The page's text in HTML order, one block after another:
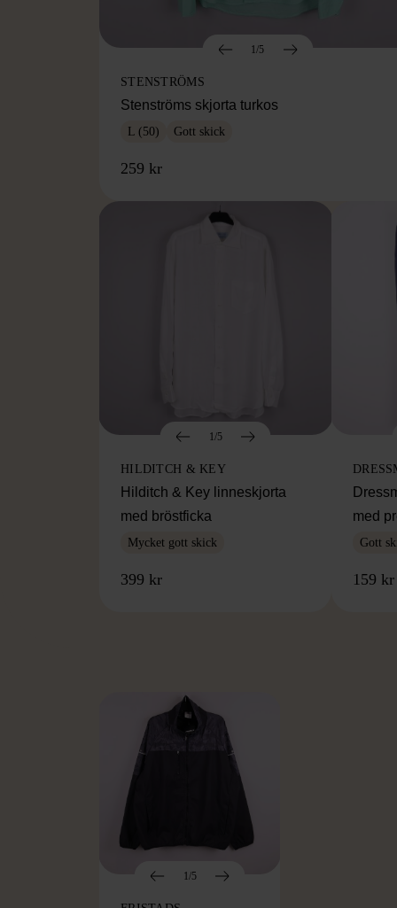
1/5
STENSTRÖMS
Stenströms skjorta turkos
L (50) Gott skick
259 kr
1/5
HILDITCH & KEY
Hilditch & Key linneskjorta
med bröstficka
Mycket gott skick
399 kr
med
Gott
159 kr
1/5